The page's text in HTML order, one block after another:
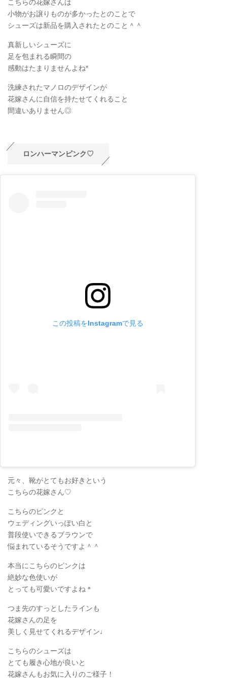
こちらの花嫁さんは
小物がお譲りものが多かったとのことで
シューズは新品を購入されたとのこと＾＾
真新しいシューズに
足を包まれる瞬間の
感動はたまりませんよね*
洗練されたマノロのデザインが
花嫁さんに自信を持たせてくれること
間違いありません◎
ロンハーマンピンク♡
この投稿をInstagramで見る
元々、靴がとてもお好きという
こちらの花嫁さん♡
こちらのピンクと
ウェディングいっぽい白と
普段使いできるブラウンで
悩まれているそうですよ＾＾
本当にこちらのピンクは
絶妙な色使いが
とっても可愛いですよね＊
つま先のすっとしたラインも
花嫁さんの足を
美しく見せてくれるデザイン♩
こちらのシューズは
とても履き心地が良いと
花嫁さんもお気に入りのご様子！